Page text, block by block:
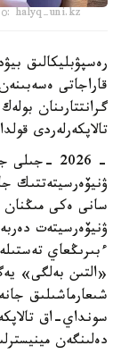
halyq-uni.kz
رەسپۋبليكالىق
قاراجاتى
گرانتتارىنان
تالاپكەرلەردى
- 2026 -
ۋنيۆەرسيتەتتىك
سانى ەكى مىڭنان
ۋنيۆەرسيتەت
ءبىرىڭعاي
«التىن بەلگى»
شىعارماشىلىق
سونداي-اق
دەلىنگەن